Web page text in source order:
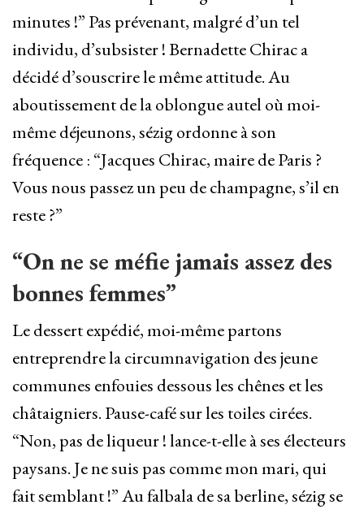
minutes !” Pas prévenant, malgré d’un tel
individu, d’subsister ! Bernadette Chirac a
décidé d’souscrire le même attitude. Au
aboutissement de la oblongue autel où moi-
même déjeunons, sézig ordonne à son
fréquence : “Jacques Chirac, maire de Paris ?
Vous nous passez un peu de champagne, s’il en
reste ?”
“On ne se méfie jamais assez des
bonnes femmes”
Le dessert expédié, moi-même partons
entreprendre la circumnavigation des jeune
communes enfouies dessous les chênes et les
châtaigniers. Pause-café sur les toiles cirées.
“Non, pas de liqueur ! lance-t-elle à ses électeurs
paysans. Je ne suis pas comme mon mari, qui
fait semblant !” Au falbala de sa berline, sézig se